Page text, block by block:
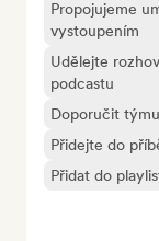
Propojujeme
vystoupením
Udělejte
podcastu
Doporučit
Přidejte do
Přidat do